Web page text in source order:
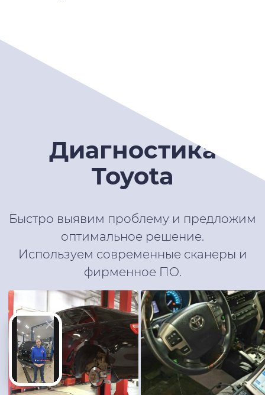
Диагностика
Toyota
Быстро выявим проблему и предложим
оптимальное решение.
Используем современные сканеры и
фирменное ПО.